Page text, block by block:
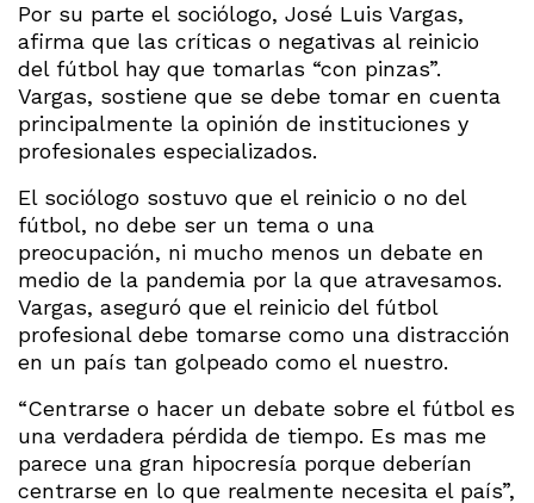
Por su parte el sociólogo, José Luis Vargas,
afirma que las críticas o negativas al reinicio
del fútbol hay que tomarlas “con pinzas”.
Vargas, sostiene que se debe tomar en cuenta
principalmente la opinión de instituciones y
profesionales especializados.
El sociólogo sostuvo que el reinicio o no del
fútbol, no debe ser un tema o una
preocupación, ni mucho menos un debate en
medio de la pandemia por la que atravesamos.
Vargas, aseguró que el reinicio del fútbol
profesional debe tomarse como una distracción
en un país tan golpeado como el nuestro.
“Centrarse o hacer un debate sobre el fútbol es
una verdadera pérdida de tiempo. Es mas me
parece una gran hipocresía porque deberían
centrarse en lo que realmente necesita el país”,